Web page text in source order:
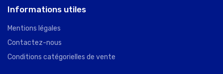
Informations utiles
Mentions légales
Contactez-nous
Conditions catégorielles de vente